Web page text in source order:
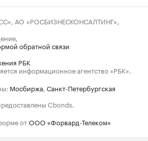
АО «РОСБИЗНЕСКОНСАЛТИНГ»,
обратной связи
РБК
информационное агентство «РБК».
Мосбиржа, Санкт-Петербургская
Cbonds.
от ООО «Форвард-Телеком»